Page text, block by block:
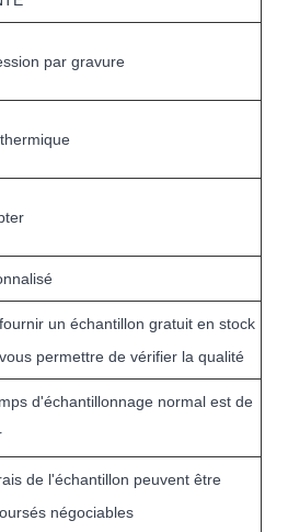
par gravure
un échantillon gratuit en stock
permettre de vérifier la qualité
d'échantillonnage normal est de
de l'échantillon peuvent être
négociables